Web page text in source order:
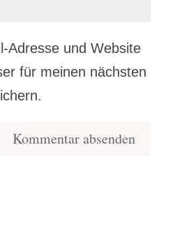
Adresse und Website
für meinen nächsten